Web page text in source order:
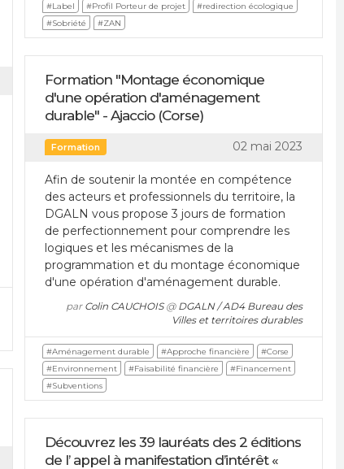
#Label
#Profil Porteur de projet
#redirection écologique
#Sobriété
#ZAN
Formation "Montage économique
d'une opération d'aménagement
durable" - Ajaccio (Corse)
Formation 02 mai 2023
Afin de soutenir la montée en compétence
des acteurs et professionnels du territoire, la
DGALN vous propose 3 jours de formation
de perfectionnement pour comprendre les
logiques et les mécanismes de la
programmation et du montage économique
d'une opération d'aménagement durable.
parColin CAUCHOIS @DGALN / AD4 Bureau des
Villes et territoires durables
#Aménagement durable #Approche financière
#Corse
#Environnement
#Faisabilité financière
#Financement
#Subventions
Découvrez les 39 lauréats des 2 éditions
de l’ appel à manifestation d’intérêt «